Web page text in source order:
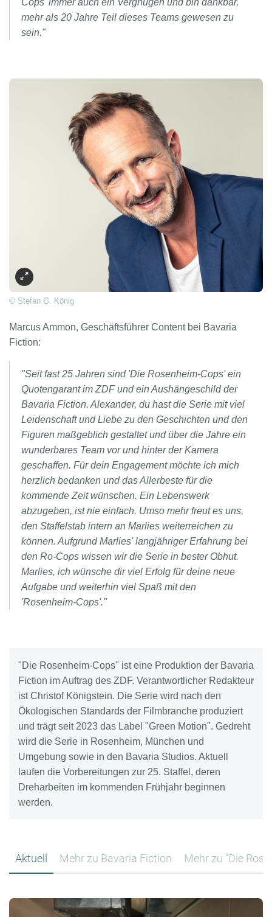
mehr als 20 Jahre Teil dieses Teams gewesen zu
sein."
© Stefan G. König
Marcus Ammon, Geschäftsführer Content bei Bavaria
Fiction:
"Seit fast 25 Jahren sind 'Die Rosenheim-Cops' ein
Quotengarant im ZDF und ein Aushängeschild der
Bavaria Fiction. Alexander, du hast die Serie mit viel
Leidenschaft und Liebe zu den Geschichten und den
Figuren maßgeblich gestaltet und über die Jahre ein
wunderbares Team vor und hinter der Kamera
geschaffen. Für dein Engagement möchte ich mich
herzlich bedanken und das Allerbeste für die
kommende Zeit wünschen. Ein Lebenswerk
abzugeben, ist nie einfach. Umso mehr freut es uns,
den Staffelstab intern an Marlies weiterreichen zu
können. Aufgrund Marlies' langjähriger Erfahrung bei
den Ro-Cops wissen wir die Serie in bester Obhut.
Marlies, ich wünsche dir viel Erfolg für deine neue
Aufgabe und weiterhin viel Spaß mit den
'Rosenheim-Cops'."
"Die Rosenheim-Cops" ist eine Produktion der Bavaria
Fiction im Auftrag des ZDF. Verantwortlicher Redakteur
ist Christof Königstein. Die Serie wird nach den
Ökologischen Standards der Filmbranche produziert
und trägt seit 2023 das Label "Green Motion". Gedreht
wird die Serie in Rosenheim, München und
Umgebung sowie in den Bavaria Studios. Aktuell
laufen die Vorbereitungen zur 25. Staffel, deren
Dreharbeiten im kommenden Frühjahr beginnen
werden.
Aktuell Mehr zu Bavaria Fiction Mehr zu "Die